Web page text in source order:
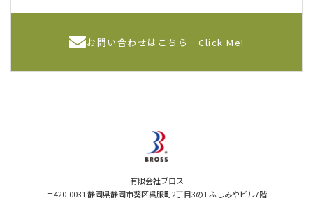
お問い合わせはこちら Click Me!
有限会社ブロス
〒420-0031 静岡県静岡市葵区呉服町2丁目3の1 ふしみやビル7階